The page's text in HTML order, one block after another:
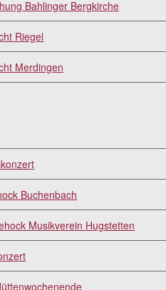
Bahlinger Bergkirche
Riegel
Merdingen
Buchenbach
Musikverein Hugstetten